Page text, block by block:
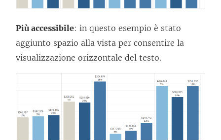
Più accessibile: in questo esempio è stato
aggiunto spazio alla vista per consentire la
visualizzazione orizzontale del testo.